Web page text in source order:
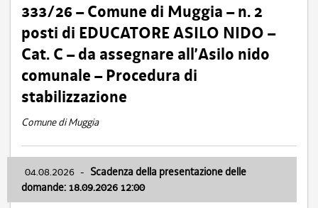
333/26 – Comune di Muggia – n. 2
posti di EDUCATORE ASILO NIDO –
Cat. C – da assegnare all’Asilo nido
comunale – Procedura di
stabilizzazione
Comune di Muggia
04.08.2026 - Scadenza della presentazione delle
domande: 18.09.2026 12:00